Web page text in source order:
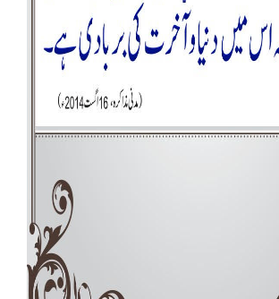
Our Websites